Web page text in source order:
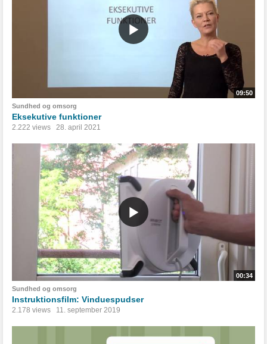
09:50
Sundhed og omsorg
Eksekutive funktioner
2.222 views 28. april 2021
00:34
Sundhed og omsorg
Instruktionsfilm: Vinduespudser
2.178 views 11. september 2019